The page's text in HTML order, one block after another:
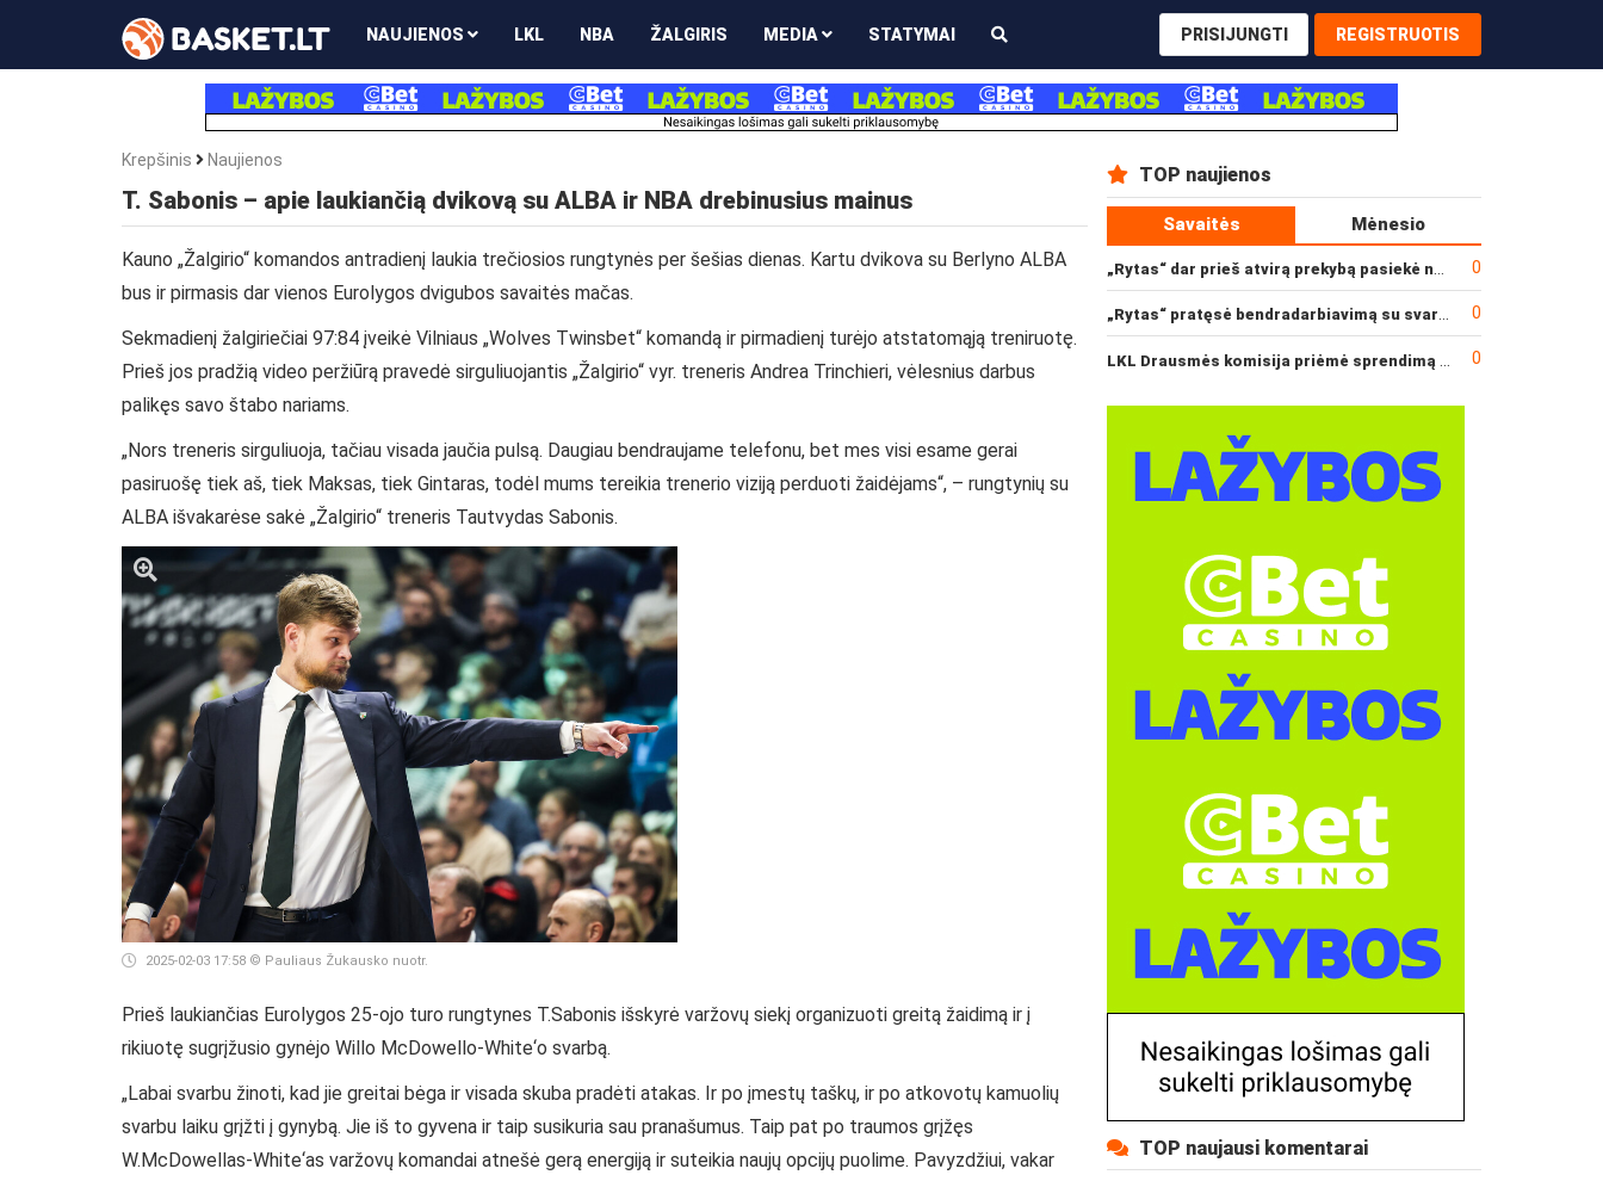
NAUJIENOS LKL NBA ŽALGIRIS MEDIA STATYMAI PRISIJUNGTI REGISTRUOTIS
Krepšinis Naujienos
T. Sabonis – apie laukiančią dvikovą su ALBA ir NBA drebinusius mainus
Kauno „Žalgirio“ komandos antradienį laukia trečiosios rungtynės per šešias dienas. Kartu dvikova su Berlyno ALBA
bus ir pirmasis dar vienos Eurolygos dvigubos savaitės mačas.
Sekmadienį žalgiriečiai 97:84 įveikė Vilniaus „Wolves Twinsbet“ komandą ir pirmadienį turėjo atstatomąją treniruotę.
Prieš jos pradžią video peržiūrą pravedė sirguliuojantis „Žalgirio“ vyr. treneris Andrea Trinchieri, vėlesnius darbus
palikęs savo štabo nariams.
„Nors treneris sirguliuoja, tačiau visada jaučia pulsą. Daugiau bendraujame telefonu, bet mes visi esame gerai
pasiruošę tiek aš, tiek Maksas, tiek Gintaras, todėl mums tereikia trenerio viziją perduoti žaidėjams“, – rungtynių su
ALBA išvakarėse sakė „Žalgirio“ treneris Tautvydas Sabonis.
2025-02-03 17:58 © Pauliaus Žukausko nuotr.
Prieš laukiančias Eurolygos 25-ojo turo rungtynes T.Sabonis išskyrė varžovų siekį organizuoti greitą žaidimą ir į
rikiuotę sugrįžusio gynėjo Willo McDowello-White‘o svarbą.
„Labai svarbu žinoti, kad jie greitai bėga ir visada skuba pradėti atakas. Ir po įmestų taškų, ir po atkovotų kamuolių
svarbu laiku grįžti į gynybą. Jie iš to gyvena ir taip susikuria sau pranašumus. Taip pat po traumos grįžęs
W.McDowellas-White‘as varžovų komandai atnešė gerą energiją ir suteikia naujų opcijų puolime. Pavyzdžiui, vakar
TOP naujienos
Savaitės Mėnesio
0
„Rytas“ pratęsė bendradarbiavimą su svarbiu rėmėju 0
0
TOP naujausi komentarai